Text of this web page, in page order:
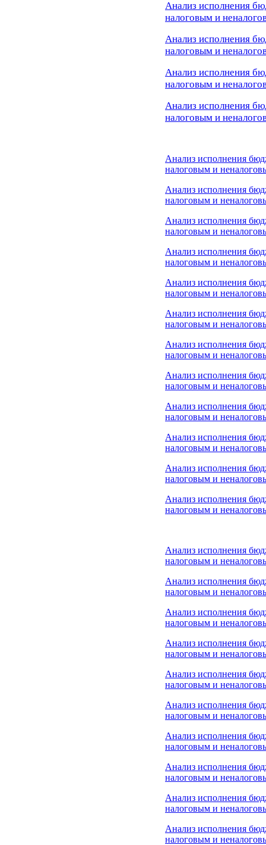
Анализ исполнения
налоговым и
Анализ исполнения
налоговым и
Анализ исполнения
налоговым и
Анализ исполнения
налоговым и
Анализ исполнения
налоговым и
Анализ исполнения
налоговым и
Анализ исполнения
налоговым и
Анализ исполнения
налоговым и
Анализ исполнения
налоговым и
Анализ исполнения
налоговым и
Анализ исполнения
налоговым и
Анализ исполнения
налоговым и
Анализ исполнения
налоговым и
Анализ исполнения
налоговым и
Анализ исполнения
налоговым и
Анализ исполнения
налоговым и
Анализ исполнения
налоговым и
Анализ исполнения
налоговым и
Анализ исполнения
налоговым и
Анализ исполнения
налоговым и
Анализ исполнения
налоговым и
Анализ исполнения
налоговым и
Анализ исполнения
налоговым и
Анализ исполнения
налоговым и
Анализ исполнения
налоговым и
Анализ исполнения
налоговым и